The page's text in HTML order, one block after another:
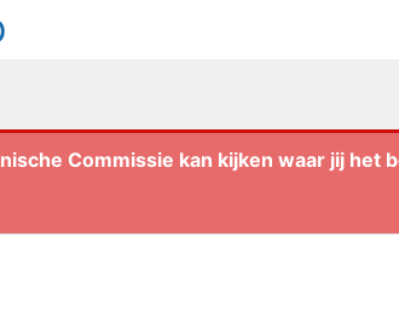
Commissie kan kijken waar jij het